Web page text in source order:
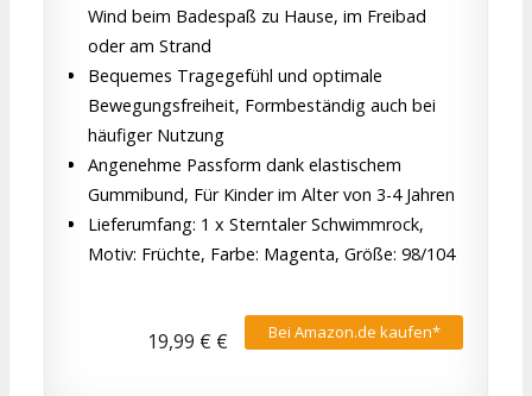
Wind beim Badespaß zu Hause, im Freibad
oder am Strand
Bequemes Tragegefühl und optimale
Bewegungsfreiheit, Formbeständig auch bei
häufiger Nutzung
Angenehme Passform dank elastischem
Gummibund, Für Kinder im Alter von 3-4 Jahren
Lieferumfang: 1 x Sterntaler Schwimmrock,
Motiv: Früchte, Farbe: Magenta, Größe: 98/104
Bei Amazon.de kaufen*
19,99 € €